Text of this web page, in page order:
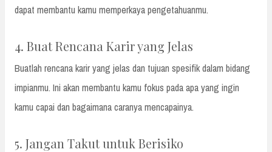
dapat membantu kamu memperkaya pengetahuanmu.
4. Buat Rencana Karir yang Jelas
Buatlah rencana karir yang jelas dan tujuan spesifik dalam bidang
impianmu. Ini akan membantu kamu fokus pada apa yang ingin
kamu capai dan bagaimana caranya mencapainya.
5. Jangan Takut untuk Berisiko